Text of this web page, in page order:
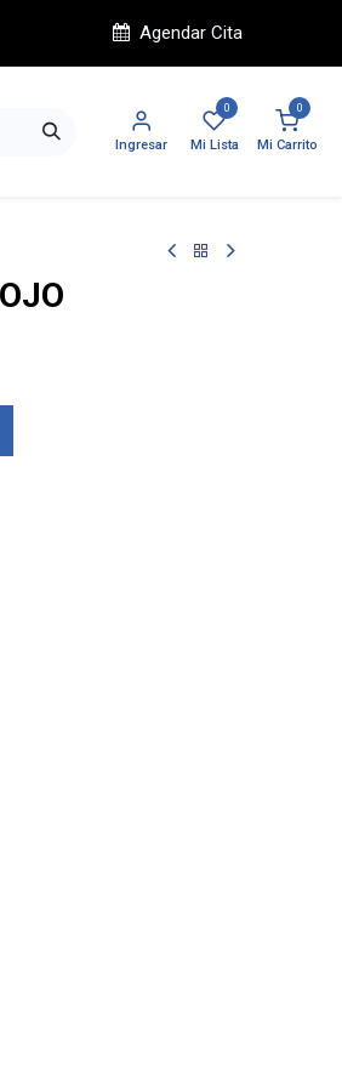
Agendar Cita
Ingresar
0
Mi Lista
0
Mi Carrito